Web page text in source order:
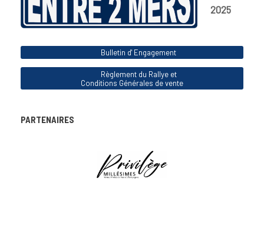
2025
Bulletin d' Engagement
Règlement du Rallye et
Conditions Générales de vente
PARTENAIRES